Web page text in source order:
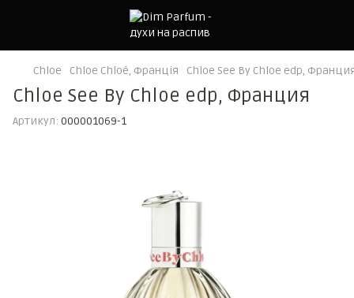
Chloe Chloe Chloé, Франція Chloe See By Chloe edp,
Chloe See By Chloe edp, Франция
Артикул: 000001069-1